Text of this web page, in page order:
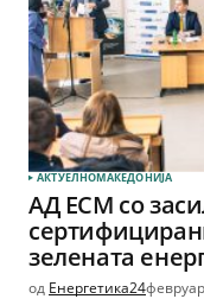
АКТУЕЛНОМАКЕДОНИЈА
АД ЕСМ со
зелената
од Енергетика24